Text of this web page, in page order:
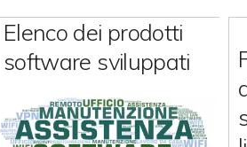
Elenco dei prodotti
software sviluppati